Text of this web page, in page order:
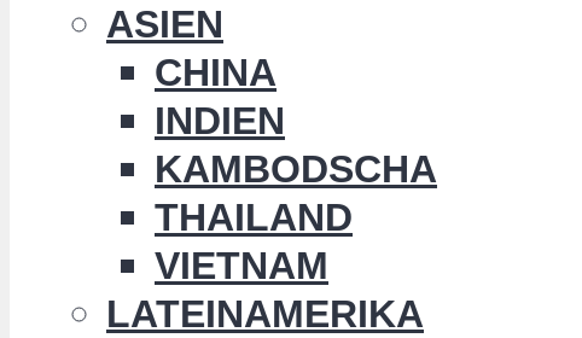
ASIEN
CHINA
INDIEN
KAMBODSCHA
THAILAND
VIETNAM
LATEINAMERIKA